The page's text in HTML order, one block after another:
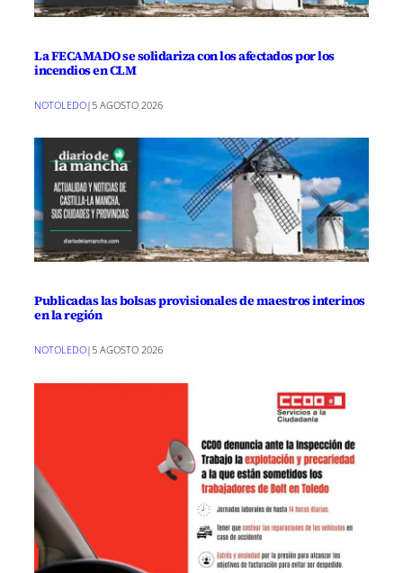
La FECAMADO se solidariza con los afectados por los
incendios en CLM
NOTOLEDO| 5 AGOSTO 2026
Publicadas las bolsas provisionales de maestros interinos
en la región
NOTOLEDO| 5 AGOSTO 2026